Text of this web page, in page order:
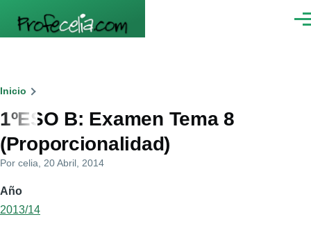
Ruta
de
navegación
Inicio
1ºESO B: Examen Tema 8
(Proporcionalidad)
Por celia , 20 Abril, 2014
Año
2013/14